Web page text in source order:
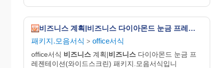
비즈니스 계획|비즈니스 다이아몬드 눈금 프레젠테이션(와이드스크린)
패키지.모음서식 > office서식
office서식 비즈니스 계획|비즈니스 다이아몬드 눈금 프
레젠테이션(와이드스크린) 패키지.모음서식입니